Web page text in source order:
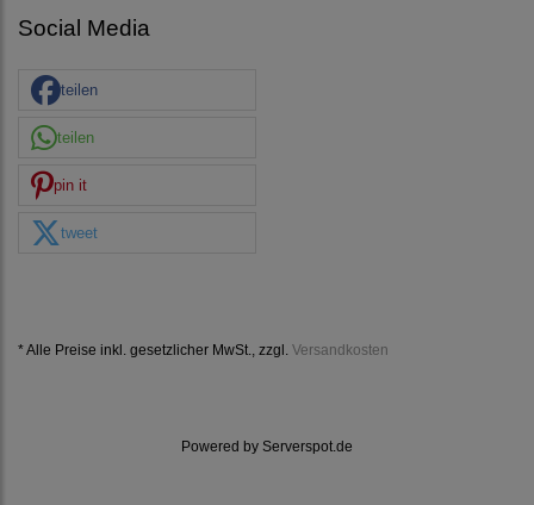
Social Media
teilen
teilen
pin it
tweet
* Alle Preise inkl. gesetzlicher MwSt., zzgl. Versandkosten
Powered by Serverspot.de